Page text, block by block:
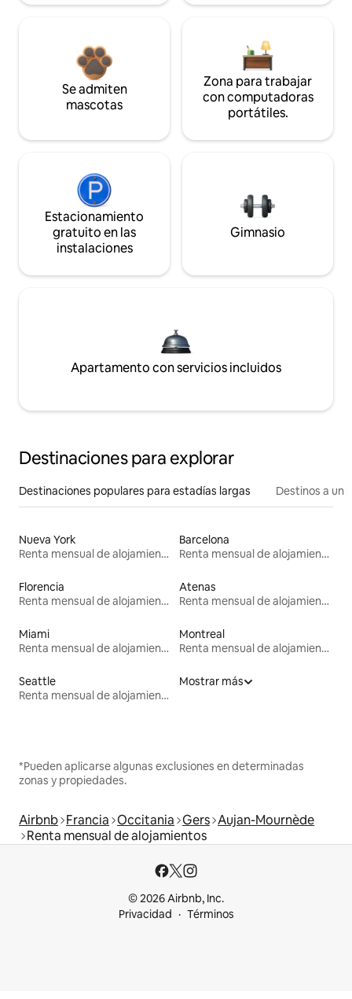
Se admiten
mascotas
Zona para trabajar
con computadoras
portátiles.
Estacionamiento
gratuito en las
instalaciones
Gimnasio
Apartamento con servicios incluidos
Destinaciones para explorar
Destinaciones populares para estadías largas Destinos a un
Nueva York
Renta mensual de alojamientos
Barcelona
Renta mensual de alojamientos
Florencia
Renta mensual de alojamientos
Atenas
Renta mensual de alojamientos
Miami
Renta mensual de alojamientos
Montreal
Renta mensual de alojamientos
Seattle
Renta mensual de alojamientos
Mostrar más
*Pueden aplicarse algunas exclusiones en determinadas
zonas y propiedades.
Airbnb Francia Occitania Gers Aujan-Mournède
Renta mensual de alojamientos
© 2026 Airbnb, Inc.
Privacidad
Términos